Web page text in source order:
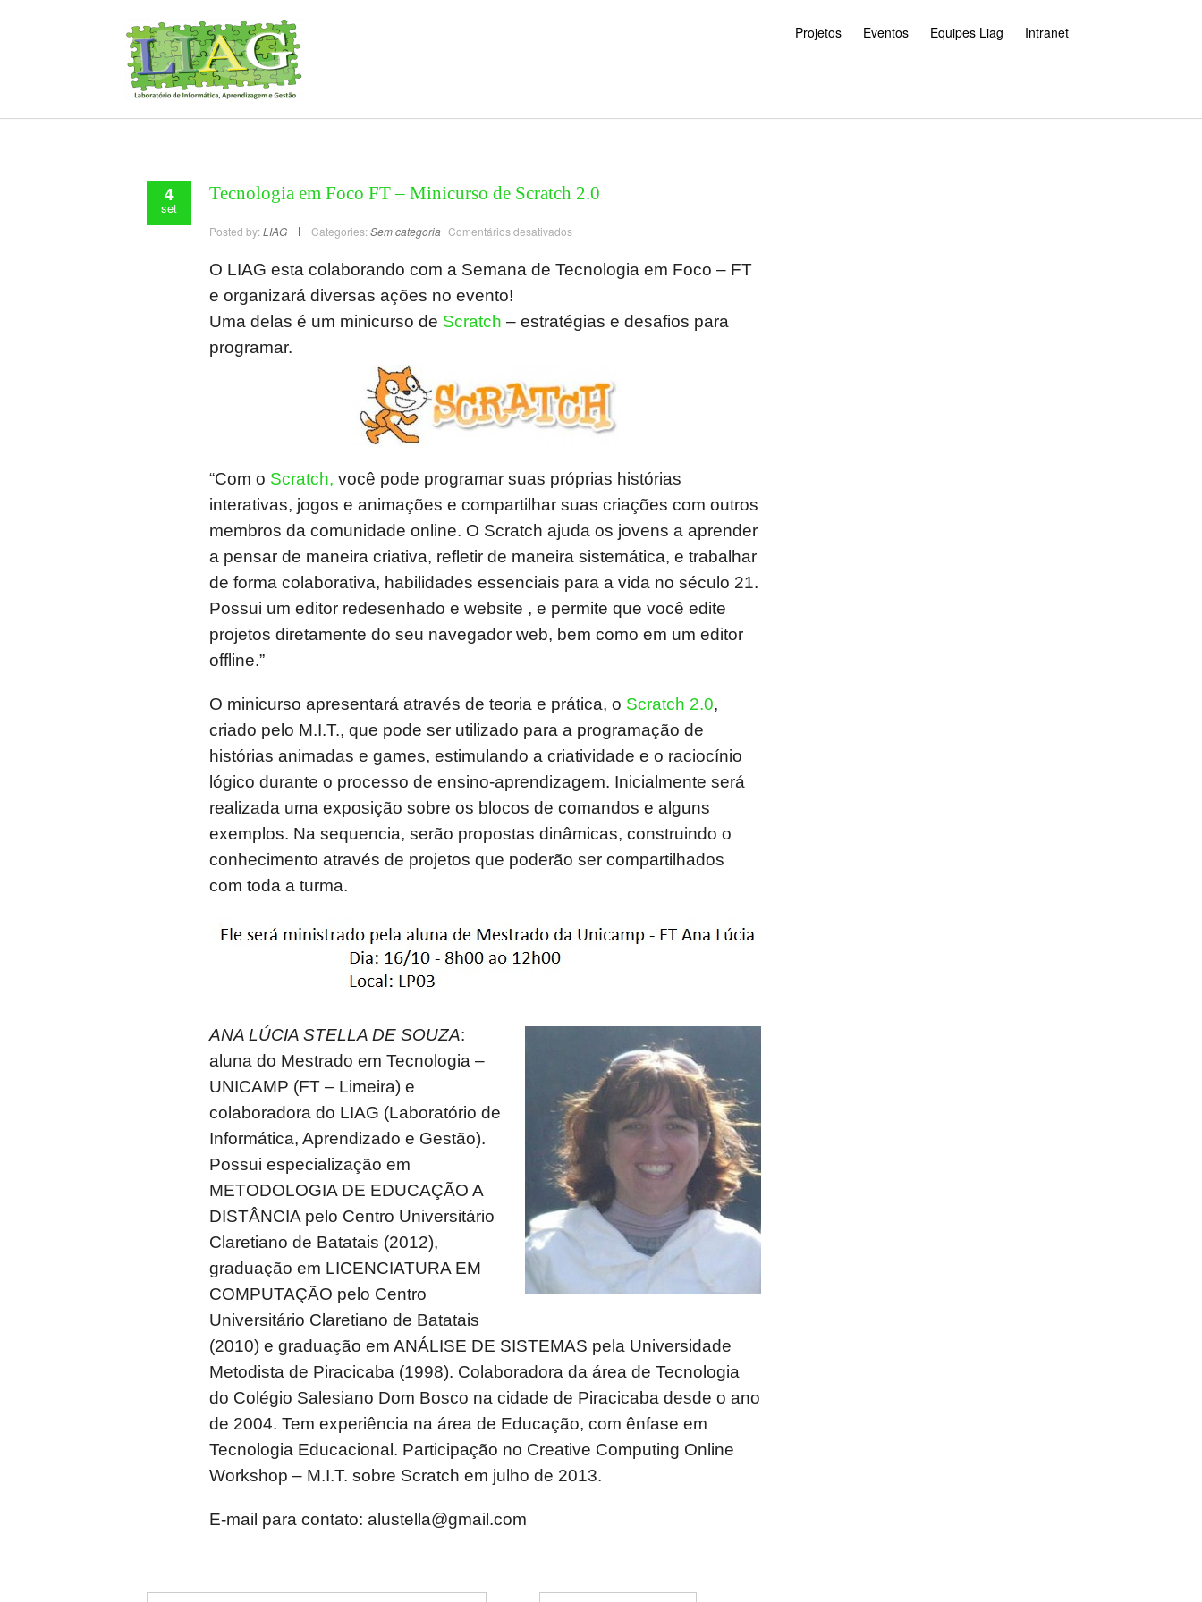
Projetos Eventos Equipes Liag Intranet
4
set
Tecnologia em Foco FT – Minicurso de Scratch 2.0
Posted by: LIAG Categories: Sem categoria Comentários desativados
O LIAG esta colaborando com a Semana de Tecnologia em Foco – FT
e organizará diversas ações no evento!
Uma delas é um minicurso de Scratch – estratégias e desafios para
programar.
“Com o Scratch, você pode programar suas próprias histórias
interativas, jogos e animações e compartilhar suas criações com outros
membros da comunidade online. O Scratch ajuda os jovens a aprender
a pensar de maneira criativa, refletir de maneira sistemática, e trabalhar
de forma colaborativa, habilidades essenciais para a vida no século 21.
Possui um editor redesenhado e website , e permite que você edite
projetos diretamente do seu navegador web, bem como em um editor
offline.”
O minicurso apresentará através de teoria e prática, o Scratch 2.0,
criado pelo M.I.T., que pode ser utilizado para a programação de
histórias animadas e games, estimulando a criatividade e o raciocínio
lógico durante o processo de ensino-aprendizagem. Inicialmente será
realizada uma exposição sobre os blocos de comandos e alguns
exemplos. Na sequencia, serão propostas dinâmicas, construindo o
conhecimento através de projetos que poderão ser compartilhados
com toda a turma.
ANA LÚCIA STELLA DE SOUZA:
aluna do Mestrado em Tecnologia –
UNICAMP (FT – Limeira) e
colaboradora do LIAG (Laboratório de
Informática, Aprendizado e Gestão).
Possui especialização em
METODOLOGIA DE EDUCAÇÃO A
DISTÂNCIA pelo Centro Universitário
Claretiano de Batatais (2012),
graduação em LICENCIATURA EM
COMPUTAÇÃO pelo Centro
Universitário Claretiano de Batatais
(2010) e graduação em ANÁLISE DE SISTEMAS pela Universidade
Metodista de Piracicaba (1998). Colaboradora da área de Tecnologia
do Colégio Salesiano Dom Bosco na cidade de Piracicaba desde o ano
de 2004. Tem experiência na área de Educação, com ênfase em
Tecnologia Educacional. Participação no Creative Computing Online
Workshop – M.I.T. sobre Scratch em julho de 2013.
E-mail para contato: alustella@gmail.com